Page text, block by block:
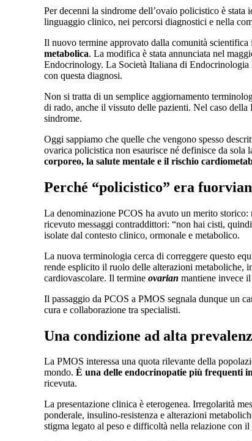
Per decenni la sindrome dell’ovaio policistico è
linguaggio clinico, nei percorsi diagnostici e nella
Il nuovo termine approvato dalla comunità scientifica
metabolica. La modifica è stata annunciata nel
Endocrinology. La Società Italiana di Endocrinologia
con questa diagnosi.
Non si tratta di un semplice aggiornamento
di rado, anche il vissuto delle pazienti. Nel caso della
sindrome.
Oggi sappiamo che quelle che vengono spesso
ovarica policistica non esaurisce né definisce da sola
corporeo, la salute mentale e il rischio
Perché “policistico” era
La denominazione PCOS ha avuto un merito
ricevuto messaggi contraddittori: “non hai cisti,
isolate dal contesto clinico, ormonale e metabolico.
La nuova terminologia cerca di correggere questo
rende esplicito il ruolo delle alterazioni metaboliche,
cardiovascolare. Il termine ovarian mantiene invece
Il passaggio da PCOS a PMOS segnala dunque un
cura e collaborazione tra specialisti.
Una condizione ad alta
La PMOS interessa una quota rilevante della
mondo. È una delle endocrinopatie più frequenti
ricevuta.
La presentazione clinica è eterogenea. Irregolarità
ponderale, insulino-resistenza e alterazioni
stigma legato al peso e difficoltà nella relazione con il